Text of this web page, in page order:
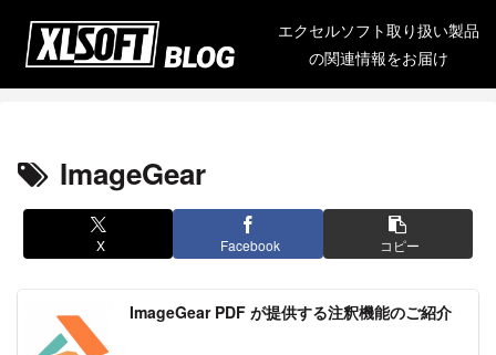
エクセルソフト取り扱い製品
の関連情報をお届け
ImageGear
X Facebook コピー
ImageGear PDF が提供する注釈機能のご紹介